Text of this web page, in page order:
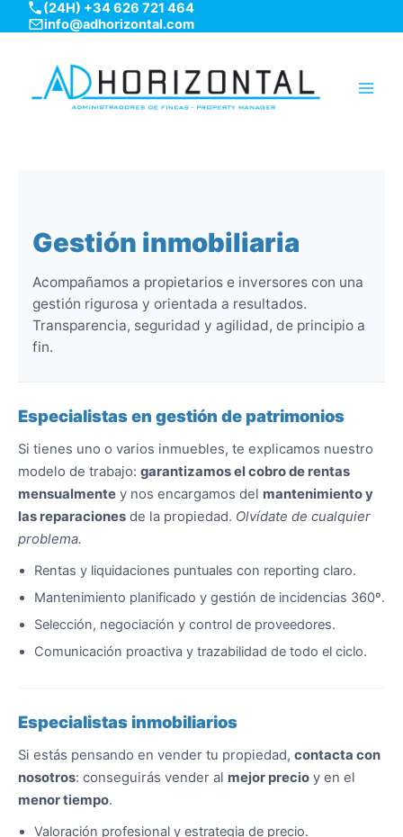
al
(24H) +34 626 721 464
info@adhorizontal.com
Gestión inmobiliaria
Acompañamos a propietarios e inversores con una
gestión rigurosa y orientada a resultados.
Transparencia, seguridad y agilidad, de principio a
fin.
Especialistas en gestión de patrimonios
Si tienes uno o varios inmuebles, te explicamos nuestro
modelo de trabajo: garantizamos el cobro de rentas
mensualmente y nos encargamos del mantenimiento y
las reparaciones de la propiedad. Olvídate de cualquier
problema.
Rentas y liquidaciones puntuales con reporting claro.
Mantenimiento planificado y gestión de incidencias 360º.
Selección, negociación y control de proveedores.
Comunicación proactiva y trazabilidad de todo el ciclo.
Especialistas inmobiliarios
Si estás pensando en vender tu propiedad, contacta con
nosotros: conseguirás vender al mejor precio y en el
menor tiempo.
Valoración profesional y estrategia de precio.